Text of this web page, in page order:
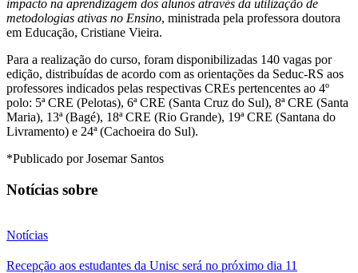
impacto na aprendizagem dos alunos através da utilização de
metodologias ativas no Ensino, ministrada pela professora doutora
em Educação, Cristiane Vieira.
Para a realização do curso, foram disponibilizadas 140 vagas por
edição, distribuídas de acordo com as orientações da Seduc-RS aos
professores indicados pelas respectivas CREs pertencentes ao 4º
polo: 5ª CRE (Pelotas), 6ª CRE (Santa Cruz do Sul), 8ª CRE (Santa
Maria), 13ª (Bagé), 18ª CRE (Rio Grande), 19ª CRE (Santana do
Livramento) e 24ª (Cachoeira do Sul).
*Publicado por Josemar Santos
Notícias sobre
Notícias
Recepção aos estudantes da Unisc será no próximo dia 11